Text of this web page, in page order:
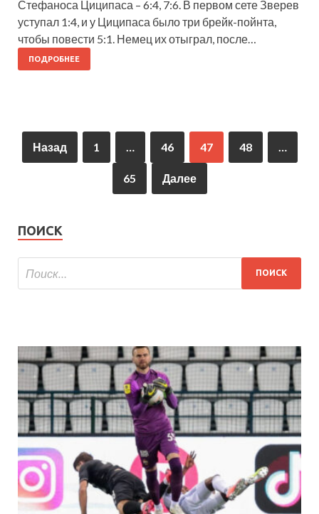
Стефаноса Циципаса – 6:4, 7:6. В первом сете Зверев
уступал 1:4, и у Циципаса было три брейк-пойнта,
чтобы повести 5:1. Немец их отыграл, после…
ПОДРОБНЕЕ
Назад 1 46 47 48
65 Далее
ПОИСК